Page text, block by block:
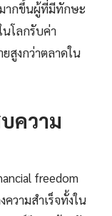
ากขึ้นผู้ที่มีทักษะ
โลกรับค่า
สูงกว่าตลาดใน
ความ
freedom
วามสำเร็จทั้งใน